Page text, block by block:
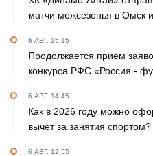
матчи межсезонья в Омск
6 АВГ. 15:15
Продолжается приём
конкурса РФС «Россия -
6 АВГ. 14:45
Как в 2026 году можно
вычет за занятия спортом?
6 АВГ. 12:55